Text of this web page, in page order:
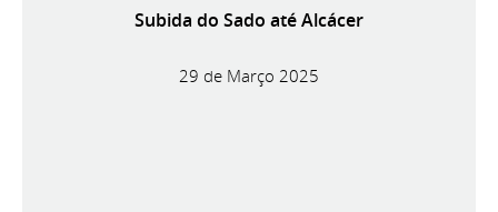
Subida do Sado até Alcácer
29 de Março 2025